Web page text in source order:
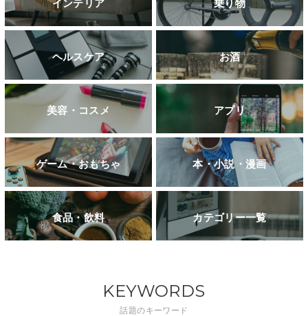
インテリア 乗り物
ヘルスケア お酒
美容・コスメ アプリ
ゲーム・おもちゃ 本・小説・漫画
食品・飲料 カテゴリー一覧
KEYWORDS
話題のキーワード